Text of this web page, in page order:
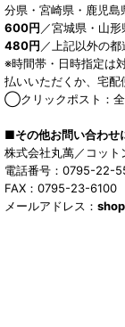
分県・宮崎県・鹿児島
600円 ／宮城県・山
480円 ／上記以外の
※時間帯・日時指定は
払いいただくか、宅配
◯クリックポスト：
■その他お問い合わせ
株式会社丸萬／コット
電話番号：0795-22-
FAX：0795-23-6100
メールアドレス：